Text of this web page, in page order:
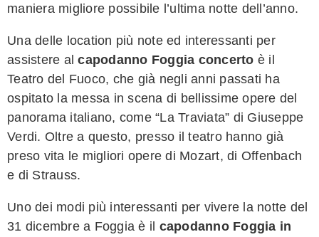
maniera migliore possibile l’ultima notte dell’anno.
Una delle location più note ed interessanti per
assistere alcapodanno Foggia concerto è il
Teatro del Fuoco, che già negli anni passati ha
ospitato la messa in scena di bellissime opere del
panorama italiano, come “La Traviata” di Giuseppe
Verdi. Oltre a questo, presso il teatro hanno già
preso vita le migliori opere di Mozart, di Offenbach
e di Strauss.
Uno dei modi più interessanti per vivere la notte del
31 dicembre a Foggia è il capodanno Foggia in